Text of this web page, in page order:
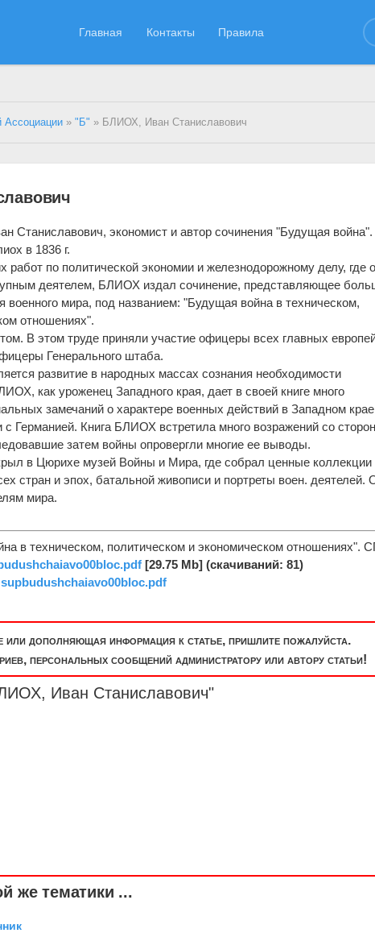
Главная Контакты Правила
Ассоциации »"Б" » БЛИОХ, Иван Станиславович
Станиславович, экономист и автор сочинения "Будущая война".
в 1836 г.
работ по политической экономии и железнодорожному делу, где
деятелем, БЛИОХ издал сочинение, представляющее
военного мира, под названием: "Будущая война в техническом,
отношениях".
В этом труде приняли участие офицеры всех главных
Генерального штаба.
развитие в народных массах сознания необходимости
как уроженец Западного края, дает в своей книге много
замечаний о характере военных действий в Западном
с Германией. Книга БЛИОХ встретила много возражений со
затем войны опровергли многие ее выводы.
в Цюрихе музей Войны и Мира, где собрал ценные коллекции
стран и эпох, батальной живописи и портреты воен. деятелей.
мира.
в техническом, политическом и экономическом отношениях".
[29.75 Mb] (cкачиваний: 81)
supbudushchaiavo00bloc.pdf
или дополняющая информация к статье, пришлите пожалуйста.
персональных сообщений администратору или автору статьи!
Иван Станиславович"
же тематики ...